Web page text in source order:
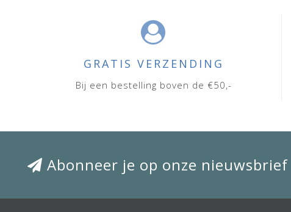
GRATIS VERZENDING
Bij een bestelling boven de €50,-
Abonneer je op onze nieuwsbrief